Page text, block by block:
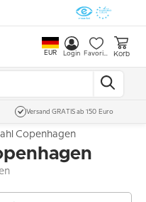
EUR Login Favoriten Korb
Versand GRATIS ab 150 Euro
Copenhagen